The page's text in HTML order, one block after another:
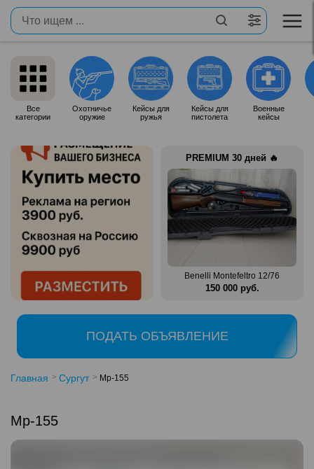
Все
категории
Охотничье
оружие
Кейсы для
ружья
Кейсы для
пистолета
Военные
кейсы
PREMIUM 30 дней 🔥
76 Zauer 303. 300 Win Mag
380 000 руб.
Benelli Montefeltro 12/76
150 000 руб.
ПОДАТЬ ОБЪЯВЛЕНИЕ
Главная Сургут Мр-155
Мр-155